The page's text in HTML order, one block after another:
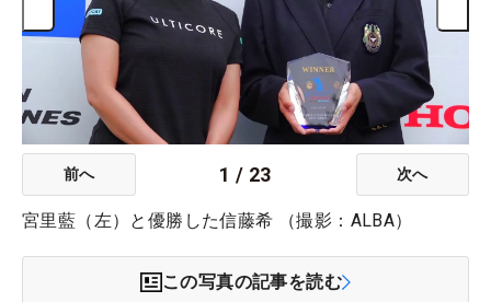
前へ 1 / 23 次へ
宮里藍（左）と優勝した信藤希 （撮影：ALBA）
この写真の記事を読む